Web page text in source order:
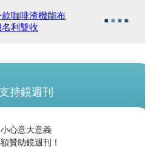
款咖啡渣機能布
利雙收
持鏡週刊
小心意大意義
贊助鏡週刊！